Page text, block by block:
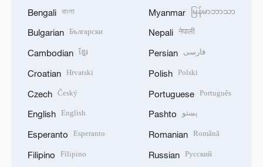
Bengali বাংলা
Bulgarian Български
Cambodian ខ្មែរ
Croatian Hrvatski
Czech Český
English English
Esperanto Esperanto
Filipino Filipino
Myanmar မြန်မာဘာသာ
Nepali नेपाली
Persian فارسی
Polish Polski
Portuguese Português
Pashto پښتو
Romanian Română
Russian Русский